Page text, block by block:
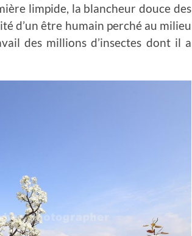
limpide, la blancheur douce des
d’un être humain perché au milieu
des millions d’insectes dont il a